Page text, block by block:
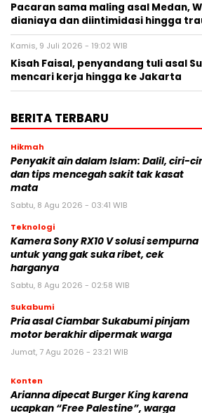
Pacaran sama maling asal Medan,
dianiaya dan diintimidasi hingga
Kamis, 9 Juli 2026 - 19:02 WIB
Kisah Faisal, penyandang tuli asal
mencari kerja hingga ke Jakarta
BERITA TERBARU
Hikmah
Penyakit ain dalam Islam: Dalil, ciri-
dan tips mencegah sakit tak kasat
mata
Sabtu, 8 Agu 2026 - 03:41 WIB
Teknologi
Kamera Sony RX10 V solusi sempurna
untuk yang gak suka ribet, cek
harganya
Sabtu, 8 Agu 2026 - 02:58 WIB
Sukabumi
Pria asal Ciambar Sukabumi pinjam
motor berakhir dipermak warga
Jumat, 7 Agu 2026 - 23:21 WIB
Konten
Arianna dipecat Burger King karena
ucapkan “Free Palestine”, warga